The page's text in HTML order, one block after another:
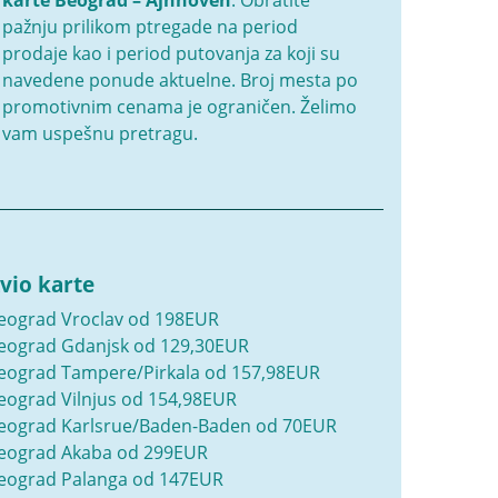
pažnju prilikom ptregade na period
prodaje kao i period putovanja za koji su
navedene ponude aktuelne. Broj mesta po
promotivnim cenama je ograničen. Želimo
vam uspešnu pretragu.
karte
Vroclav od 198EUR
Gdanjsk od 129,30EUR
Tampere/Pirkala od 157,98EUR
Vilnjus od 154,98EUR
Karlsrue/Baden-Baden od 70EUR
Akaba od 299EUR
Palanga od 147EUR